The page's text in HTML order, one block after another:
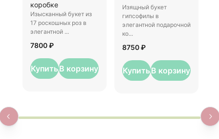
коробке
Изысканный букет из
17 роскошных роз в
элегантной ...
7800 ₽
КупитьВ корзину
Изящный букет
гипсофилы в
элегантной подарочной
ко...
8750 ₽
КупитьВ корзину